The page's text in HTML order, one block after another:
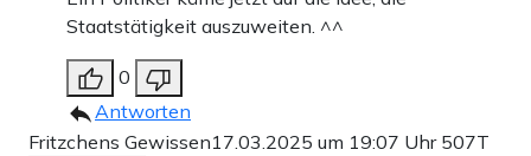
Staatstätigkeit auszuweiten. ^^
0
Antworten
Fritzchens Gewissen17.03.2025 um 19:07 Uhr 507T